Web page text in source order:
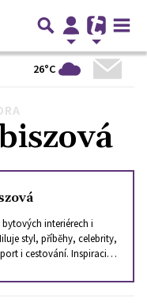
26°C
interiérech i
styl, příběhy, celebrity,
i cestování. Inspiraci
silný jako dobrý
91